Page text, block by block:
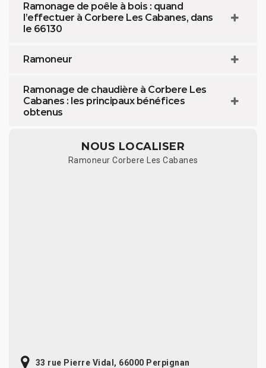
Ramonage de poêle à bois : quand
l’effectuer à Corbere Les Cabanes, dans
le 66130
Ramoneur
Ramonage de chaudière à Corbere Les
Cabanes : les principaux bénéfices
obtenus
NOUS LOCALISER
Ramoneur Corbere Les Cabanes
33 rue Pierre Vidal, 66000 Perpignan